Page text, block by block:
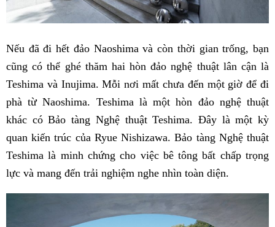
Nếu đã đi hết đảo Naoshima và còn thời gian trống, bạn
cũng có thể ghé thăm hai hòn đảo nghệ thuật lân cận là
Teshima và Inujima. Mỗi nơi mất chưa đến một giờ để đi
phà từ Naoshima. Teshima là một hòn đảo nghệ thuật
khác có Bảo tàng Nghệ thuật Teshima. Đây là một kỳ
quan kiến ​​trúc của Ryue Nishizawa. Bảo tàng Nghệ thuật
Teshima là minh chứng cho việc bê tông bất chấp trọng
lực và mang đến trải nghiệm nghe nhìn toàn diện.